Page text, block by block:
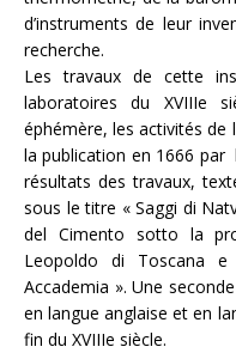
d’instruments de leur
recherche.
Les travaux de cette
laboratoires du XVIIIe
éphémère, les activités de
la publication en 1666
résultats des travaux,
sous le titre « Saggi di
del Cimento sotto la
Leopoldo di Toscana
Accademia ». Une
en langue anglaise et en
fin du XVIIIe siècle.